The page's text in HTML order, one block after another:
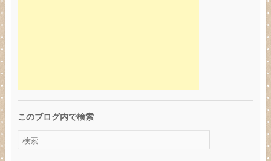
このブログ内で検索